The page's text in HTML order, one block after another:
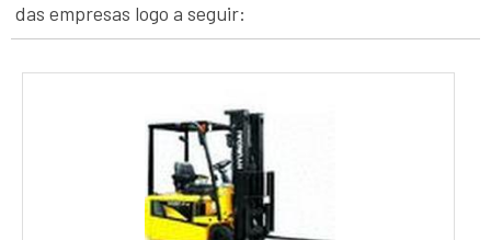
das empresas logo a seguir: